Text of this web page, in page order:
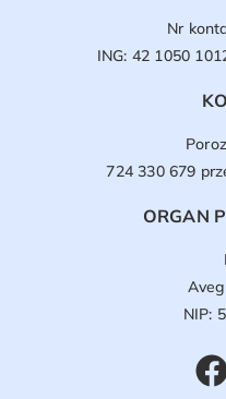
Nr
ING: 42 1050
724 330 679
ORGAN
NIP: